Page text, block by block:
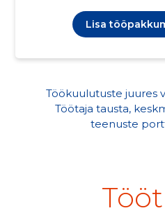
Lisa
Töökuulutuste juures
Töötaja tausta,
teenuste